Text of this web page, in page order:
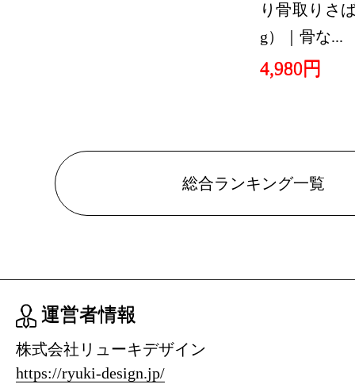
り骨取りさ
g）｜骨な...
4,980円
総合ランキング一覧
運営者情報
株式会社リューキデザイン
https://ryuki-design.jp/